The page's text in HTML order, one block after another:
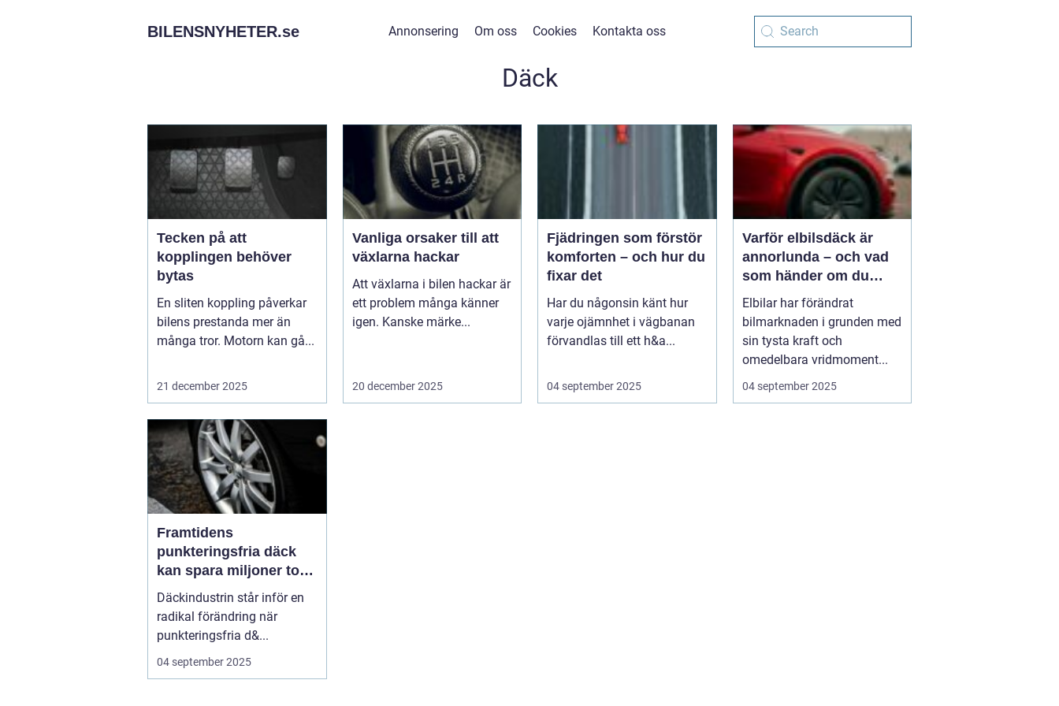
BILENSNYHETER.se Annonsering Om oss Cookies Kontakta oss
Däck
Tecken på att
kopplingen behöver
bytas
En sliten koppling påverkar
bilens prestanda mer än
många tror. Motorn kan gå...
21 december 2025
Vanliga orsaker till att
växlarna hackar
Att växlarna i bilen hackar är
ett problem många känner
igen. Kanske märke...
20 december 2025
Fjädringen som förstör
komforten – och hur du
fixar det
Har du någonsin känt hur
varje ojämnhet i vägbanan
förvandlas till ett h&a...
04 september 2025
Varför elbilsdäck är
annorlunda – och vad
som händer om du
sätter dit fel sort
Elbilar har förändrat
bilmarknaden i grunden med
sin tysta kraft och
omedelbara vridmoment...
04 september 2025
Framtidens
punkteringsfria däck
kan spara miljoner ton
värdefullt råmaterial
Däckindustrin står inför en
radikal förändring när
punkteringsfria d&...
04 september 2025